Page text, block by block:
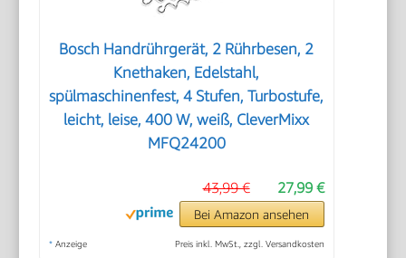
Bosch Handrührgerät, 2 Rührbesen, 2
Knethaken, Edelstahl,
spülmaschinenfest, 4 Stufen, Turbostufe,
leicht, leise, 400 W, weiß, CleverMixx
MFQ24200
27,99 €
43,99 €
Bei Amazon ansehen
* Anzeige Preis inkl. MwSt., zzgl. Versandkosten